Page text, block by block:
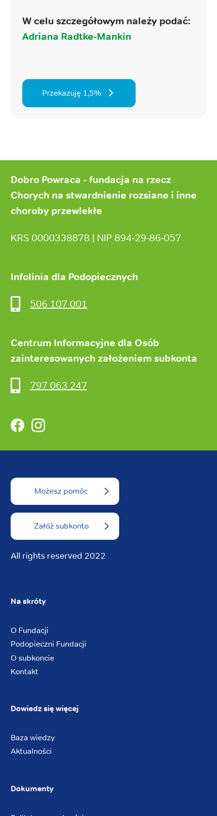
W celu szczegółowym należy podać:
Adriana Radtke-Mankin
Przekazuję 1,5%
stronyDobro Powraca - fundacja na rzecz
Chorych na stwardnienie rozsiane i inne
choroby przewlekłe
KRS 0000338878 | NIP 894‑29‑86‑057
Infolinia dla Podopiecznych
506 107 001
Centrum Informacyjne dla Osób
zainteresowanych założeniem subkonta
797 063 247
FacebookInstagram
Możesz pomóc
Załóż subkonto
All rights reserved 2022
Na skróty
O Fundacji
Podopieczni Fundacji
O subkoncie
Kontakt
Dowiedz się więcej
Baza wiedzy
Aktualności
Dokumenty